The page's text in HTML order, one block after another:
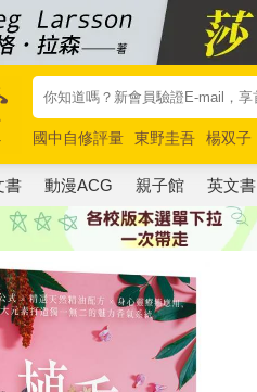
國中自修評量 東野圭吾 楊双子
唯紅花綻放
奧德賽 路邊攤新作
書 動漫ACG 親子館 英文書